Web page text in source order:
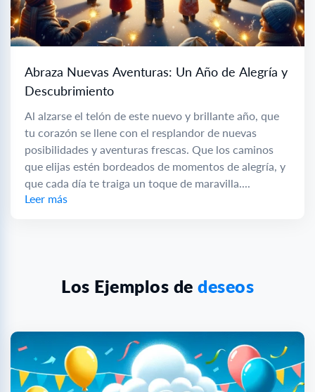
Abraza Nuevas Aventuras: Un Año de Alegría y
Descubrimiento
Al alzarse el telón de este nuevo y brillante año, que
tu corazón se llene con el resplandor de nuevas
posibilidades y aventuras frescas. Que los caminos
que elijas estén bordeados de momentos de alegría, y
que cada día te traiga un toque de maravilla....
Leer más
Los Ejemplos de deseos